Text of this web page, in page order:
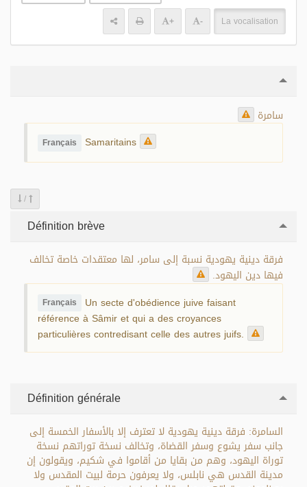
+ - La vocalisation
سامرة
Français Samaritains
/
Définition brève
فرقة دينية يهودية نسبة إلى سامر، لها معتقدات خاصة تخالف
فيها دين اليهود.
Français
Un secte d'obédience juive faisant
référence à Sâmir et qui a des croyances
particulières contredisant celle des autres juifs.
Définition générale
السامرة: فرقة دينية يهودية لا تعترف إلا بالأسفار الخمسة إلى
جانب سفر يشوع وسفر القضاة، وتخالف نسخة توراتهم نسخة
توراة اليهود، وهم من بقايا من أقاموا في شكيم، ويقولون إن
مدينة القدس هي نابلس، ولا يعرفون حرمة لبيت المقدس ولا